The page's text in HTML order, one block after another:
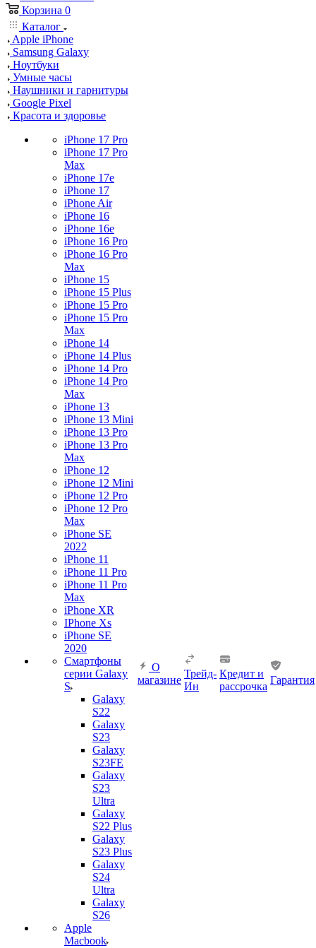
Корзина 0
Каталог
Apple iPhone
Samsung Galaxy
Ноутбуки
Умные часы
Наушники и гарнитуры
Google Pixel
Красота и здоровье
iPhone 17 Pro
iPhone 17 Pro
Max
iPhone 17e
iPhone 17
iPhone Air
iPhone 16
iPhone 16e
iPhone 16 Pro
iPhone 16 Pro
Max
iPhone 15
iPhone 15 Plus
iPhone 15 Pro
iPhone 15 Pro
Max
iPhone 14
iPhone 14 Plus
iPhone 14 Pro
iPhone 14 Pro
Max
iPhone 13
iPhone 13 Mini
iPhone 13 Pro
iPhone 13 Pro
Max
iPhone 12
iPhone 12 Mini
iPhone 12 Pro
iPhone 12 Pro
Max
iPhone SE
2022
iPhone 11
iPhone 11 Pro
iPhone 11 Pro
Max
iPhone XR
IPhone Xs
iPhone SE
2020
Смартфоны
серии Galaxy
S
Galaxy
S22
Galaxy
S23
Galaxy
S23FE
Galaxy
S23
Ultra
Galaxy
S22 Plus
Galaxy
S23 Plus
Galaxy
S24
Ultra
Galaxy
S26
Apple
Macbook
О
магазине
Трейд-
Ин
Кредит и
рассрочка
Гарантия